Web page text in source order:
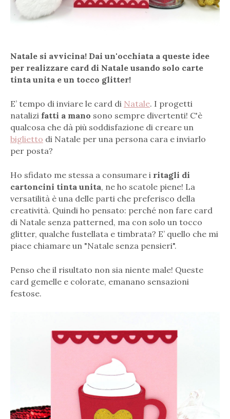
Natale si avvicina! Dai un'occhiata a queste idee
per realizzare card di Natale usando solo carte
tinta unita e un tocco glitter!
E’ tempo di inviare le card di Natale. I progetti
natalizi fatti a mano sono sempre divertenti! C'è
qualcosa che dà più soddisfazione di creare un
biglietto di Natale per una persona cara e inviarlo
per posta?
Ho sfidato me stessa a consumare i ritagli di
cartoncini tinta unita, ne ho scatole piene! La
versatilità è una delle parti che preferisco della
creatività. Quindi ho pensato: perché non fare card
di Natale senza patterned, ma con solo un tocco
glitter, qualche fustellata e timbrata? E’ quello che mi
piace chiamare un "Natale senza pensieri".
Penso che il risultato non sia niente male! Queste
card gemelle e colorate, emanano sensazioni
festose.